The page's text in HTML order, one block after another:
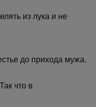
из лука и не
до прихода мужа.
что в